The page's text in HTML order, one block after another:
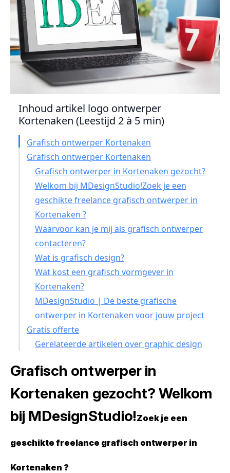
Inhoud artikel logo ontwerper
Kortenaken (Leestijd 2 à 5 min)
Grafisch ontwerper Kortenaken
Grafisch ontwerper Kortenaken
Grafisch ontwerper in Kortenaken gezocht?
Welkom bij MDesignStudio!Zoek je een
geschikte freelance grafisch ontwerper in
Kortenaken ?
Waarvoor kan je mij als grafisch ontwerper
contacteren?
Wat is grafisch design?
Wat kost een grafisch vormgever in
Kortenaken?
MDesignStudio | De beste grafische
ontwerper in Kortenaken voor jouw project
Gratis offerte
Gerelateerde artikelen over graphic design
Grafisch ontwerper in
Kortenaken gezocht? Welkom
bij MDesignStudio!Zoek je een
geschikte freelance grafisch ontwerper in
Kortenaken ?